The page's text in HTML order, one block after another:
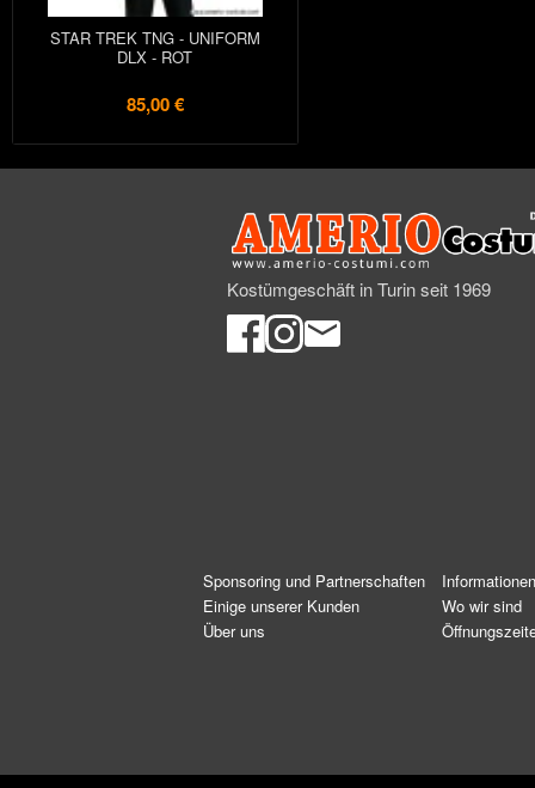
STAR TREK TNG - UNIFORM
DLX - ROT
85,00 €
Kostümgeschäft in Turin seit 1969
Sponsoring und Partnerschaften
Einige unserer Kunden
Über uns
Wo wir sind